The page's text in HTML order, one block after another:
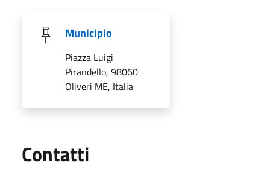
Municipio
Piazza Luigi
Pirandello, 98060
Oliveri ME, Italia
Contatti